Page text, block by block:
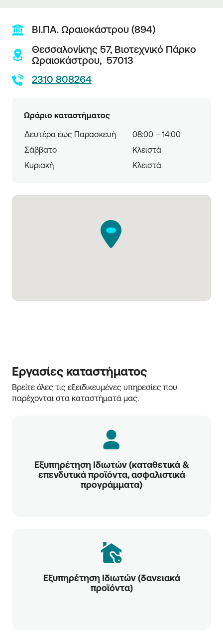
ΒΙ.ΠΑ. Ωραιοκάστρου (894)
Θεσσαλονίκης 57, Βιοτεχνικό Πάρκο
Ωραιοκάστρου, 57013
2310 808264
Ωράριο καταστήματος
Δευτέρα έως Παρασκευή
08:00 – 14:00
Σάββατο
Κλειστά
Κυριακή
Κλειστά
Εργασίες καταστήματος
Βρείτε όλες τις εξειδικευμένες υπηρεσίες που
παρέχονται στα καταστήματά μας.
Εξυπηρέτηση Ιδιωτών (καταθετικά &
επενδυτικά προϊόντα, ασφαλιστικά
προγράμματα)
Εξυπηρέτηση Ιδιωτών (δανειακά
προϊόντα)